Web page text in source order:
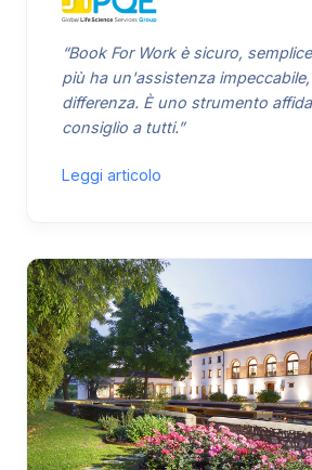
“Book For Work è sicuro,
più ha un'assistenza
differenza. È uno strumento
consiglio a tutti.”
Leggi articolo